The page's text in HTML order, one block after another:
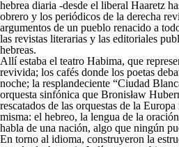
hebrea diaria -desde el liberal Haaretz
obrero y los periódicos de la derecha
argumentos de un pueblo renacido a
las revistas literarias y las editoriales
hebreas.
Allí estaba el teatro Habima, que
revivida; los cafés donde los poetas
noche; la resplandeciente “Ciudad
orquesta sinfónica que Bronisław
rescatados de las orquestas de la
misma: el hebreo, la lengua de la
habla de una nación, algo que ningún
En torno al idioma, construyeron la